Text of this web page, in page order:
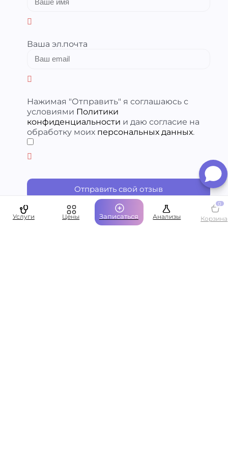
Ваша эл.почта
Нажимая "Отправить" я соглашаюсь с
условиями Политики
конфиденциальности и даю согласие на
обработку моих персональных данных.
Отправить свой отзыв
Услуги Цены Записаться Анализы
0
Корзина